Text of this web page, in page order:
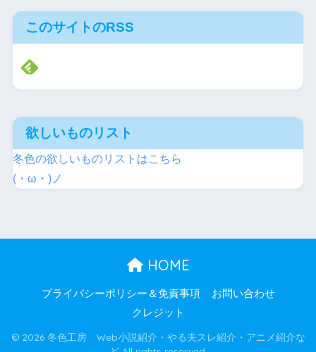
このサイトのRSS
欲しいものリスト
冬色の欲しいものリストはこちら
(・ω・)ノ
HOME
プライバシーポリシー＆免責事項
お問い合わせ
クレジット
© 2026 冬色工房 Web小説紹介・やる夫スレ紹介・アニメ紹介な